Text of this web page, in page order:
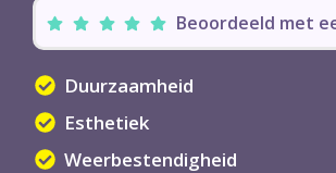
Beoordeeld met
Duurzaamheid
Esthetiek
Weerbestendigheid